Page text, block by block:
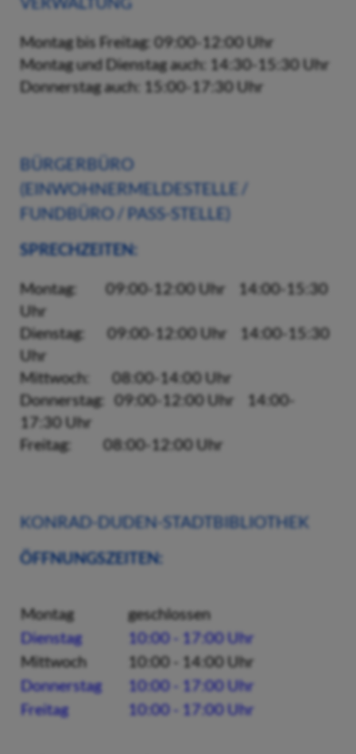
Montag bis Freitag: 09:00-12:00 Uhr
Montag und Dienstag auch: 14:30-15:30 Uhr
Donnerstag auch: 15:00-17:30 Uhr
BÜRGERBÜRO
(EINWOHNERMELDESTELLE /
FUNDBÜRO / PASS-STELLE)
SPRECHZEITEN:
Montag: 09:00-12:00 Uhr 14:00-15:30
Uhr
Dienstag: 09:00-12:00 Uhr 14:00-15:30
Uhr
Mittwoch: 08:00-14:00 Uhr
Donnerstag: 09:00-12:00 Uhr 14:00-
17:30 Uhr
Freitag: 08:00-12:00 Uhr
KONRAD-DUDEN-STADTBIBLIOTHEK
ÖFFNUNGSZEITEN:
Montag
geschlossen
Dienstag
10:00 - 17:00 Uhr
Mittwoch
10:00 - 14:00 Uhr
Donnerstag
10:00 - 17:00 Uhr
Freitag
10:00 - 17:00 Uhr